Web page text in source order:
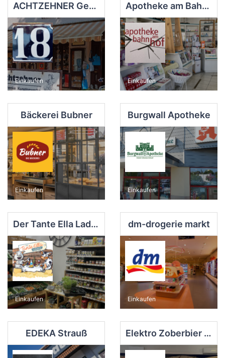
ACHTZEHNER Geschenke Kunstgewerbe
Einkaufen
Apotheke am Bahnhof
Einkaufen
Bäckerei Bubner
Einkaufen
Burgwall Apotheke
Einkaufen
Der Tante Ella Laden
Einkaufen
dm-drogerie markt
Einkaufen
EDEKA Strauß Elektro Zoberbier GbR